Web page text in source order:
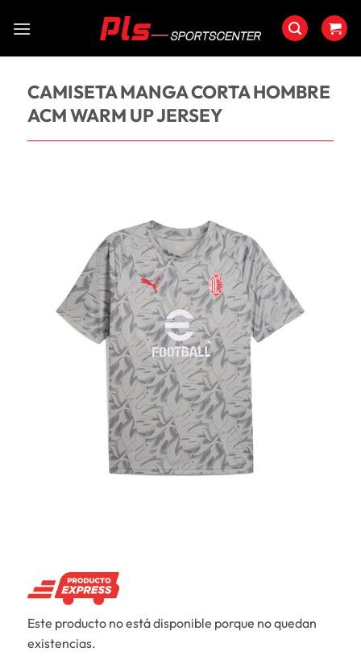
CAMISETA MANGA CORTA HOMBRE
ACM WARM UP JERSEY
Este producto no está disponible porque no quedan
existencias.